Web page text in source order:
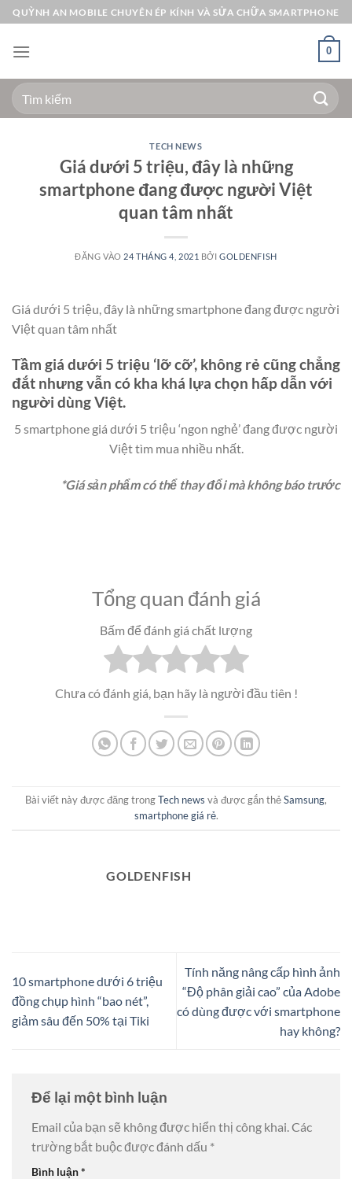
Bỏ
qua
nội
QUỲNH AN MOBILE CHUYÊN ÉP KÍNH VÀ SỬA CHỮA SMARTPHONE
0
Tìm
kiếm:
TECH NEWS
Giá dưới 5 triệu, đây là những
smartphone đang được người Việt
quan tâm nhất
ĐĂNG VÀO 24 THÁNG 4, 2021 BỞIGOLDENFISH
Giá dưới 5 triệu, đây là những smartphone đang được người
Việt quan tâm nhất
Tầm giá dưới 5 triệu ‘lỡ cỡ’, không rẻ cũng chẳng
đắt nhưng vẫn có kha khá lựa chọn hấp dẫn với
người dùng Việt.
5 smartphone giá dưới 5 triệu ‘ngon nghẻ’ đang được người
Việt tìm mua nhiều nhất.
*Giá sản phẩm có thể thay đổi mà không báo trước
Tổng quan đánh giá
Bấm để đánh giá chất lượng
Chưa có đánh giá, bạn hãy là người đầu tiên !
Bài viết này được đăng trongTech news và được gắn thẻSamsung,
smartphone giá rẻ.
GOLDENFISH
10 smartphone dưới 6 triệu
đồng chụp hình “bao nét”,
giảm sâu đến 50% tại Tiki
Tính năng nâng cấp hình ảnh
“Độ phân giải cao” của Adobe
có dùng được với smartphone
hay không?
Để lại một bình luận
Email của bạn sẽ không được hiển thị công khai. Các
trường bắt buộc được đánh dấu *
Bình luận*